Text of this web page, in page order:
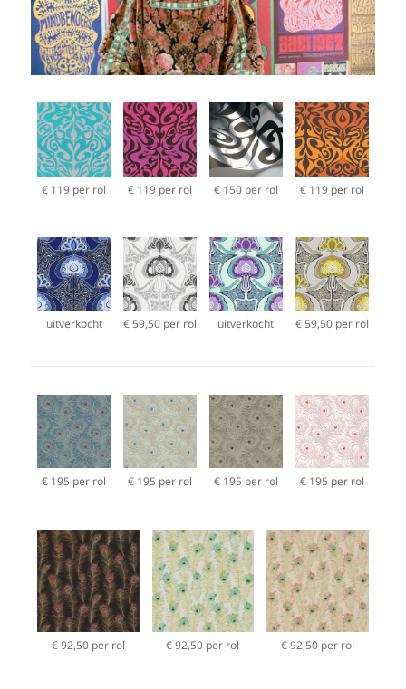
€ 119 per rol € 119 per rol € 150 per rol € 119 per rol
uitverkocht € 59,50 per rol uitverkocht € 59,50 per rol
€ 195 per rol € 195 per rol € 195 per rol € 195 per rol
€ 92,50 per rol € 92,50 per rol € 92,50 per rol